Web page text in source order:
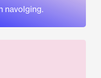
navolging.